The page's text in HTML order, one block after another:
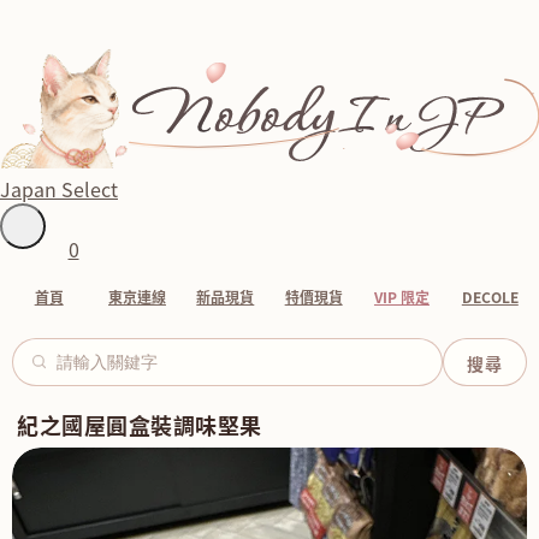
Japan Select
0
首頁 東京連線 新品現貨 特價現貨 VIP 限定 DECOLE
紀之國屋圓盒裝調味堅果